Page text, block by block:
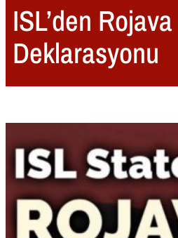
ISL’den Rojava
Deklarasyonu